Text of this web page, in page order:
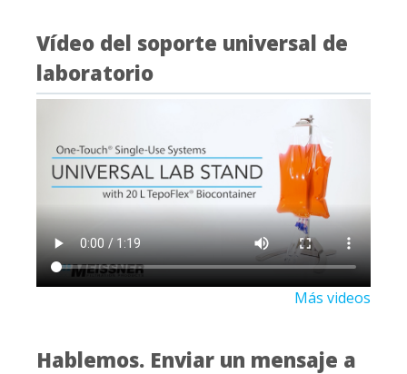
Vídeo del soporte universal de
laboratorio
Más videos
Hablemos. Enviar un mensaje a